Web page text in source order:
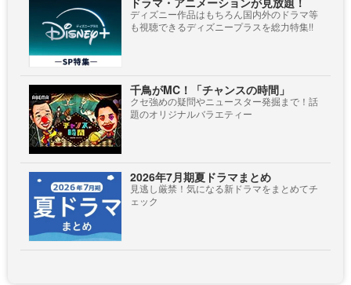
ディズニー作品はもちろん国内外のドラマ等
も視聴できるディズニープラスを総力特集!!
千鳥がMC！「チャンスの時間」
クセ強めの疑問やニュースター発掘まで！話
題のオリジナルバラエティー
2026年7月期夏ドラマまとめ
見逃し厳禁！気になる新ドラマをまとめてチ
ェック